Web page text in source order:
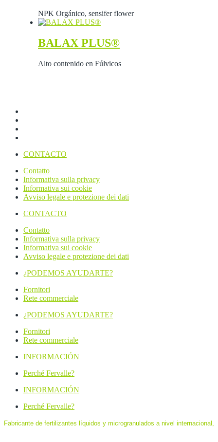
NPK Orgánico, sensifer flower
BALAX PLUS®
Alto contenido en Fúlvicos
CONTACTO
Contatto
Informativa sulla privacy
Informativa sui cookie
Avviso legale e protezione dei dati
CONTACTO
Contatto
Informativa sulla privacy
Informativa sui cookie
Avviso legale e protezione dei dati
¿PODEMOS AYUDARTE?
Fornitori
Rete commerciale
¿PODEMOS AYUDARTE?
Fornitori
Rete commerciale
INFORMACIÓN
Perché Fervalle?
INFORMACIÓN
Perché Fervalle?
Fabricante de fertilizantes líquidos y microgranulados a nivel internacional,